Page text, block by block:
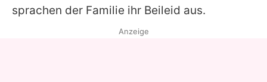
sprachen der Familie ihr Beileid aus.
Anzeige